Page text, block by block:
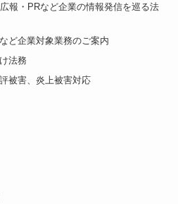
報・PRなど企業の情報発信を巡る法
ど企業対象業務のご案内
法務
被害、炎上被害対応